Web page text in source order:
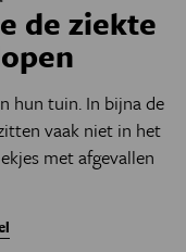
de ziekte
hun tuin. In bijna de
vaak niet in het
met afgevallen